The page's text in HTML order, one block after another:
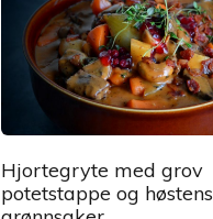
Hjortegryte med grov
potetstappe og høstens